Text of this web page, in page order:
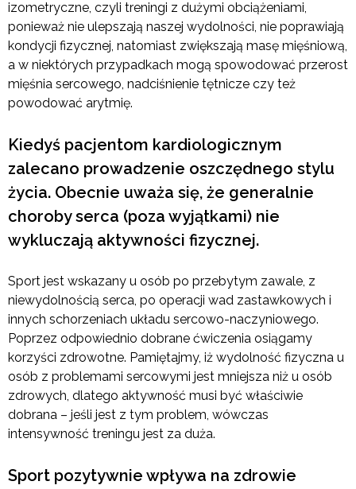
izometryczne, czyli treningi z dużymi obciążeniami,
ponieważ nie ulepszają naszej wydolności, nie poprawiają
kondycji fizycznej, natomiast zwiększają masę mięśniową,
a w niektórych przypadkach mogą spowodować przerost
mięśnia sercowego, nadciśnienie tętnicze czy też
powodować arytmię.
Kiedyś pacjentom kardiologicznym
zalecano prowadzenie oszczędnego stylu
życia. Obecnie uważa się, że generalnie
choroby serca (poza wyjątkami) nie
wykluczają aktywności fizycznej.
Sport jest wskazany u osób po przebytym zawale, z
niewydolnością serca, po operacji wad zastawkowych i
innych schorzeniach układu sercowo-naczyniowego.
Poprzez odpowiednio dobrane ćwiczenia osiągamy
korzyści zdrowotne. Pamiętajmy, iż wydolność fizyczna u
osób z problemami sercowymi jest mniejsza niż u osób
zdrowych, dlatego aktywność musi być właściwie
dobrana – jeśli jest z tym problem, wówczas
intensywność treningu jest za duża.
Sport pozytywnie wpływa na zdrowie